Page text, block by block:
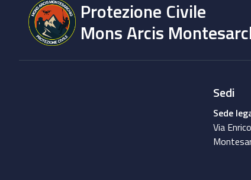
Protezione Civile
Mons Arcis
Sedi
Sede
Via